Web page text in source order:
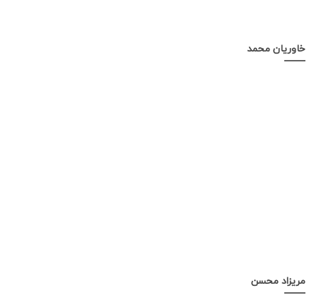
خاوریان محمد
مریزاد محسن